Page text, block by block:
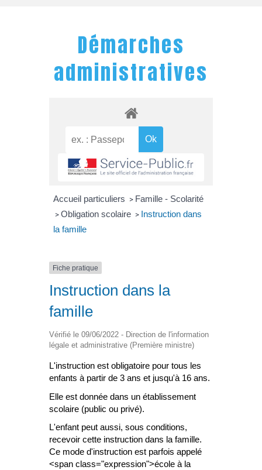
Démarches
administratives
Accueil particuliers > Famille - Scolarité
> Obligation scolaire > Instruction dans
la famille
Fiche pratique
Instruction dans la
famille
Vérifié le 09/06/2022 - Direction de l'information
légale et administrative (Première ministre)
L'instruction est obligatoire pour tous les
enfants à partir de 3 ans et jusqu'à 16 ans.
Elle est donnée dans un établissement
scolaire (public ou privé).
L'enfant peut aussi, sous conditions,
recevoir cette instruction dans la famille.
Ce mode d'instruction est parfois appelé
<span class="expression">école à la